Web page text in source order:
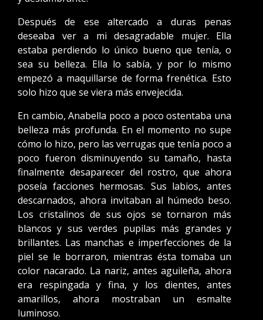
Después de ese altercado a duras penas
deseaba ver a mi desagradable mujer. Ella
estaba perdiendo lo único bueno que tenía, o
sea su belleza. Ella lo sabía, y por lo mismo
empezó a maquillarse de forma frenética. Esto
solo hizo que se viera más envejecida.
En cambio, Anabella poco a poco ostentaba una
belleza más profunda. En el momento no supe
cómo lo hizo, pero las verrugas que tenía poco a
poco fueron disminuyendo su tamaño, hasta
finalmente desaparecer del rostro, que ahora
poseía facciones hermosas. Sus labios, antes
descarnados, ahora invitaban al húmedo beso.
Los cristalinos de sus ojos se tornaron más
blancos y sus verdes pupilas más grandes y
brillantes. Las manchas e imperfecciones de la
piel se le borraron, mientras ésta tomaba un
color nacarado. La nariz, antes aguileña, ahora
era respingada y fina, y los dientes, antes
amarillos, ahora mostraban un esmalte
luminoso.